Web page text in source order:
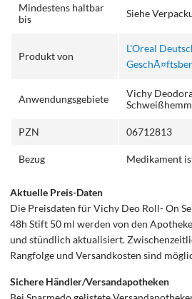
Mindestens haltbar
bis
Siehe
Produkt von
L'Oreal
Anwendungsgebiete
Vichy
PZN 06712813
Bezug Medikament
Aktuelle Preis-Daten
Die Preisdaten für Vichy Deo Roll- On
48h Stift 50 ml werden von den
und stündlich aktualisiert.
Rangfolge und Versandkosten sind
Sichere Händler/Versandapotheken